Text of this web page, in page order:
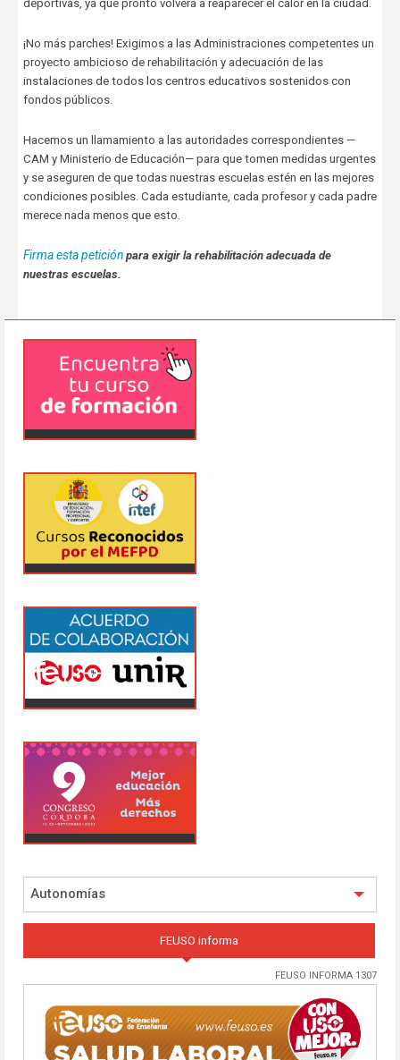
deportivas, ya que pronto volverá a reaparecer el calor en la ciudad.
¡No más parches! Exigimos a las Administraciones competentes un
proyecto ambicioso de rehabilitación y adecuación de las
instalaciones de todos los centros educativos sostenidos con
fondos públicos.
Hacemos un llamamiento a las autoridades correspondientes —
CAM y Ministerio de Educación— para que tomen medidas urgentes
y se aseguren de que todas nuestras escuelas estén en las mejores
condiciones posibles. Cada estudiante, cada profesor y cada padre
merece nada menos que esto.
Firma esta peticiónpara exigir la rehabilitación adecuada de
nuestras escuelas.
Autonomías
FEUSO informa
FEUSO INFORMA 1307